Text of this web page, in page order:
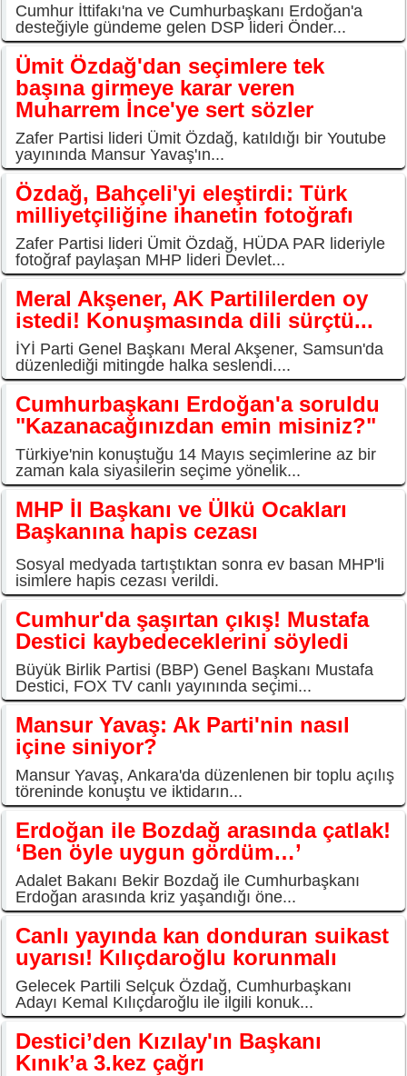
Cumhur İttifakı'na ve Cumhurbaşkanı Erdoğan'a
desteğiyle gündeme gelen DSP lideri Önder...
Ümit Özdağ'dan seçimlere tek
başına girmeye karar veren
Muharrem İnce'ye sert sözler
Zafer Partisi lideri Ümit Özdağ, katıldığı bir Youtube
yayınında Mansur Yavaş'ın...
Özdağ, Bahçeli'yi eleştirdi: Türk
milliyetçiliğine ihanetin fotoğrafı
Zafer Partisi lideri Ümit Özdağ, HÜDA PAR lideriyle
fotoğraf paylaşan MHP lideri Devlet...
Meral Akşener, AK Partililerden oy
istedi! Konuşmasında dili sürçtü...
İYİ Parti Genel Başkanı Meral Akşener, Samsun'da
düzenlediği mitingde halka seslendi....
Cumhurbaşkanı Erdoğan'a soruldu
"Kazanacağınızdan emin misiniz?"
Türkiye'nin konuştuğu 14 Mayıs seçimlerine az bir
zaman kala siyasilerin seçime yönelik...
MHP İl Başkanı ve Ülkü Ocakları
Başkanına hapis cezası
Sosyal medyada tartıştıktan sonra ev basan MHP'li
isimlere hapis cezası verildi.
Cumhur'da şaşırtan çıkış! Mustafa
Destici kaybedeceklerini söyledi
Büyük Birlik Partisi (BBP) Genel Başkanı Mustafa
Destici, FOX TV canlı yayınında seçimi...
Mansur Yavaş: Ak Parti'nin nasıl
içine siniyor?
Mansur Yavaş, Ankara'da düzenlenen bir toplu açılış
töreninde konuştu ve iktidarın...
Erdoğan ile Bozdağ arasında çatlak!
‘Ben öyle uygun gördüm…’
Adalet Bakanı Bekir Bozdağ ile Cumhurbaşkanı
Erdoğan arasında kriz yaşandığı öne...
Canlı yayında kan donduran suikast
uyarısı! Kılıçdaroğlu korunmalı
Gelecek Partili Selçuk Özdağ, Cumhurbaşkanı
Adayı Kemal Kılıçdaroğlu ile ilgili konuk...
Destici’den Kızılay'ın Başkanı
Kınık’a 3.kez çağrı